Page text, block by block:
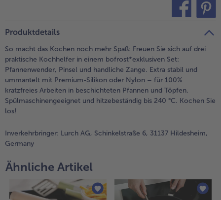
Süßspeisen
alle Süßspeisen
Obst
alle Obst
Wein & Spirituosen
Küchenutensilien
bofrost*high Protein
alle bofrost*high Protein
bofrost*plus.
alle bofrost*plus.
Produktdetails
So macht das Kochen noch mehr Spaß: Freuen Sie sich auf drei
praktische Kochhelfer in einem bofrost*exklusiven Set:
Pfannenwender, Pinsel und handliche Zange. Extra stabil und
ummantelt mit Premium-Silikon oder Nylon – für 100%
kratzfreies Arbeiten in beschichteten Pfannen und Töpfen.
Spülmaschinengeeignet und hitzebeständig bis 240 °C. Kochen Sie
los!
Inverkehrbringer: Lurch AG, Schinkelstraße 6, 31137 Hildesheim,
Germany
Ähnliche Artikel